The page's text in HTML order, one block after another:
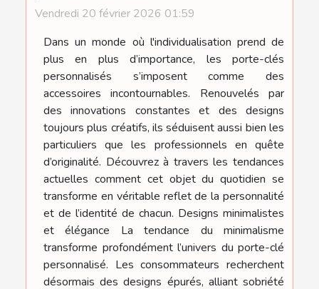
Vendredi 20 février 2026 01:59
Dans un monde où l'individualisation prend de
plus en plus d’importance, les porte-clés
personnalisés s’imposent comme des
accessoires incontournables. Renouvelés par
des innovations constantes et des designs
toujours plus créatifs, ils séduisent aussi bien les
particuliers que les professionnels en quête
d’originalité. Découvrez à travers les tendances
actuelles comment cet objet du quotidien se
transforme en véritable reflet de la personnalité
et de l’identité de chacun. Designs minimalistes
et élégance La tendance du minimalisme
transforme profondément l’univers du porte-clé
personnalisé. Les consommateurs recherchent
désormais des designs épurés, alliant sobriété